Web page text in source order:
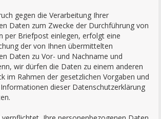
gegen die Verarbeitung Ihrer
Daten zum Zwecke der Durchführung von
per Briefpost einlegen, erfolgt eine
der von Ihnen übermittelten
Daten zu Vor- und Nachname und
wir dürfen die Daten zu einem anderen
im Rahmen der gesetzlichen Vorgaben und
dieser Datenschutzerklärung